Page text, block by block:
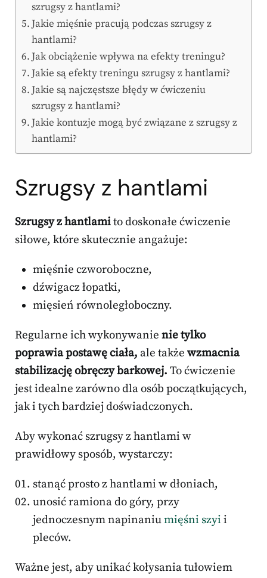
szrugsy z hantlami?
Jakie mięśnie pracują podczas szrugsy z
hantlami?
Jak obciążenie wpływa na efekty treningu?
Jakie są efekty treningu szrugsy z hantlami?
Jakie są najczęstsze błędy w ćwiczeniu
szrugsy z hantlami?
Jakie kontuzje mogą być związane z szrugsy z
hantlami?
Szrugsy z hantlami
Szrugsy z hantlamito doskonałe ćwiczenie
siłowe, które skutecznie angażuje:
mięśnie czworoboczne,
dźwigacz łopatki,
mięsień równoległoboczny.
Regularne ich wykonywanie nie tylko
poprawia postawę ciała, ale także wzmacnia
stabilizację obręczy barkowej. To ćwiczenie
jest idealne zarówno dla osób początkujących,
jak i tych bardziej doświadczonych.
Aby wykonać szrugsy z hantlami w
prawidłowy sposób, wystarczy:
stanąć prosto z hantlami w dłoniach,
unosić ramiona do góry, przy
jednoczesnym napinaniumięśni szyi i
pleców.
Ważne jest, aby unikać kołysania tułowiem